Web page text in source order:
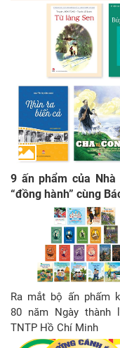
9 ấn phẩm của
“đồng hành” cùng
Ra mắt bộ ấn phấm
80 năm Ngày thành
TNTP Hồ Chí Minh